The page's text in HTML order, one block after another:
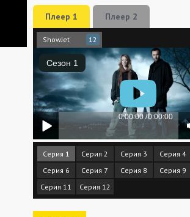
Плеер 1 Плеер 2
ShowJet 12
Серия 1 Серия 2 Серия 3 Серия 4
Серия 6
Серия 7 Серия 8 Серия 9
Серия 11
Серия 12